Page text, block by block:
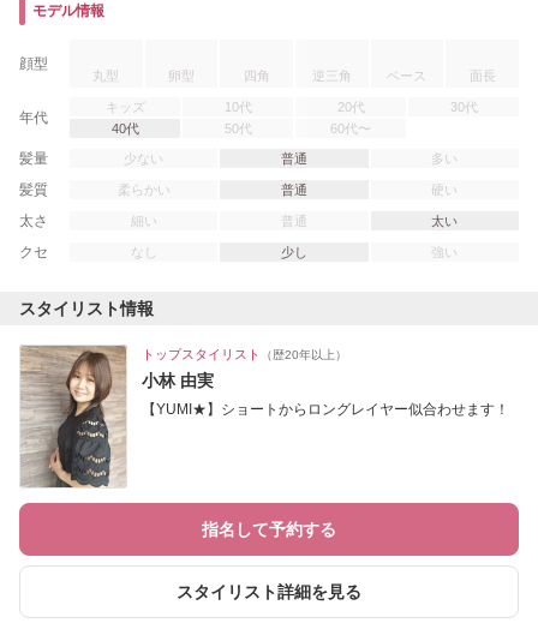
モデル情報
顔型
丸型 卵型 四角 逆三角 ベース 面長
年代
キッズ 10代 20代
30代
40代
50代 60代〜
髪量 少ない 普通 多い
髪質 柔らかい 普通 硬い
太さ 細い 普通 太い
クセ なし 少し 強い
スタイリスト情報
トップスタイリスト （歴20年以上）
小林 由実
【YUMI★】ショートからロングレイヤー似合わせます！
指名して予約する
スタイリスト詳細を見る